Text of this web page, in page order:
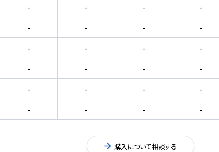
- - -
-
- - -
-
- - -
-
- - -
-
- - -
-
- - - -
購入について相談する